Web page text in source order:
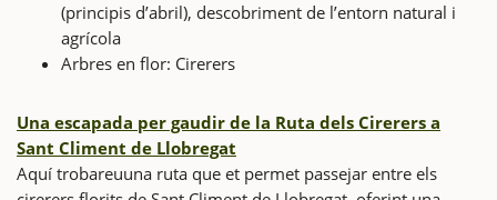
(principis d’abril), descobriment de l’entorn natural i
agrícola
Arbres en flor: Cirerers
Una escapada per gaudir de la Ruta dels Cirerers a
Sant Climent de Llobregat
Aquí trobareuuna ruta que et permet passejar entre els